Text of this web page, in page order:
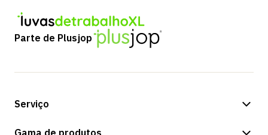
Parte de Plusjop
Serviço
Opções de pagamento
Gama de produtos